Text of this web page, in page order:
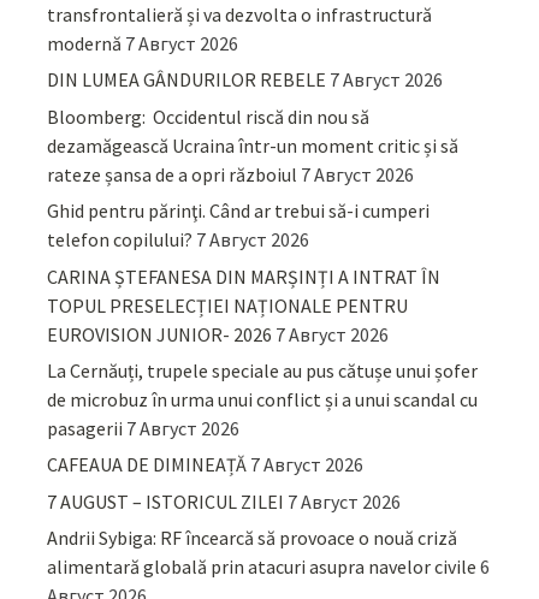
transfrontalieră și va dezvolta o infrastructură
modernă 7 Август 2026
DIN LUMEA GÂNDURILOR REBELE 7 Август 2026
Bloomberg: Occidentul riscă din nou să
dezamăgească Ucraina într-un moment critic și să
rateze șansa de a opri războiul 7 Август 2026
Ghid pentru părinţi. Când ar trebui să-i cumperi
telefon copilului? 7 Август 2026
CARINA ȘTEFANESA DIN MARȘINȚI A INTRAT ÎN
TOPUL PRESELECȚIEI NAȚIONALE PENTRU
EUROVISION JUNIOR- 2026 7 Август 2026
La Cernăuți, trupele speciale au pus cătușe unui șofer
de microbuz în urma unui conflict și a unui scandal cu
pasagerii 7 Август 2026
CAFEAUA DE DIMINEAȚĂ 7 Август 2026
7 AUGUST – ISTORICUL ZILEI 7 Август 2026
Andrii Sybiga: RF încearcă să provoace o nouă criză
alimentară globală prin atacuri asupra navelor civile 6